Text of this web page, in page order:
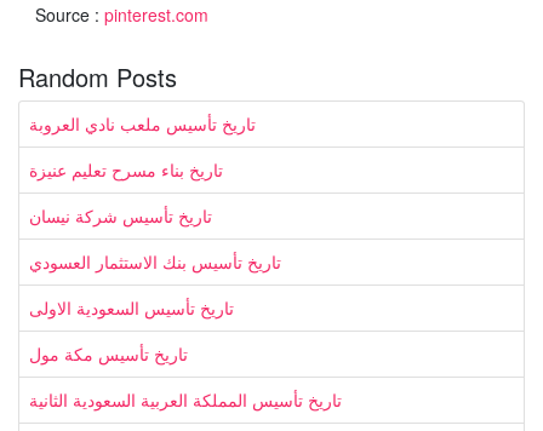
Source : pinterest.com
Random Posts
تاريخ تأسيس ملعب نادي العروبة
تاريخ بناء مسرح تعليم عنيزة
تاريخ تأسيس شركة نيسان
تاريخ تأسيس بنك الاستثمار العسودي
تاريخ تأسيس السعودية الاولى
تاريخ تأسيس مكة مول
تاريخ تأسيس المملكة العربية السعودية الثانية